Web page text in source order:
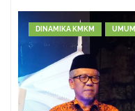
DINAMIKA KMKM UMUM